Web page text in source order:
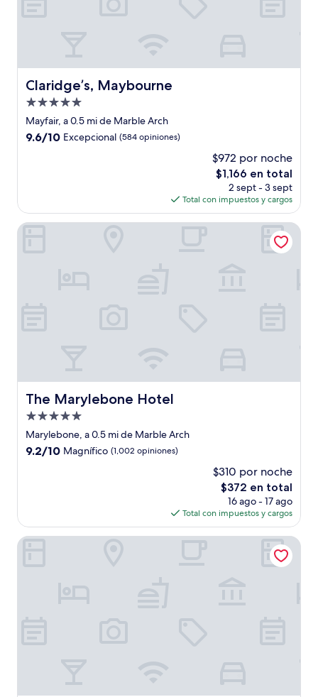
Claridge’s, Maybourne
Claridge’s, Maybourne
Propiedad
de
5.0
Mayfair, a 0.5 mi de Marble Arch
9.6
9.6/10 Excepcional (584 opiniones)
$972 por noche
El
precio
actual
es
de
$1,166 en total
2 sept - 3 sept
Total con impuestos y cargos
The Marylebone Hotel
The Marylebone Hotel
Propiedad
de
5.0
Marylebone, a 0.5 mi de Marble Arch
9.2
9.2/10 Magnífico (1,002 opiniones)
$310 por noche
El
precio
actual
es
de
$372 en total
16 ago - 17 ago
Total con impuestos y cargos
The Marylebone Hotel
The Welbeck Hotel, by IHG